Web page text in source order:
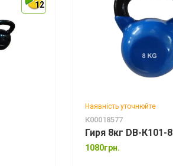
12
12
12
Наявність уточнюйте
К00018577
Гиря 8кг DB-К101-8
1080грн.